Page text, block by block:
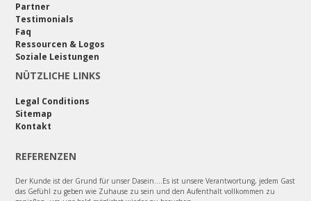
Partner
Testimonials
Faq
Ressourcen & Logos
Soziale Leistungen
NÜTZLICHE LINKS
Legal Conditions
Sitemap
Kontakt
REFERENZEN
Der Kunde ist der Grund für unser Dasein....Es ist unsere Verantwortung, jedem Gast
das Gefühl zu geben wie Zuhause zu sein und den Aufenthalt vollkommen zu